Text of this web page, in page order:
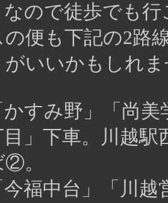
なので徒歩でも
の便も下記の2路
がいいかもしれ
かすみ野」「尚
目」下車。川越
②。
今福中台」「川